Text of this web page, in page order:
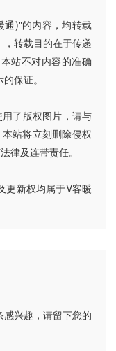
通)"的内容，均转载
转载目的在于传递
站不对内容的准确
保证。
了版权图片，请与
站将立刻删除侵权
律及连带责任。
更新权均属于V客暖